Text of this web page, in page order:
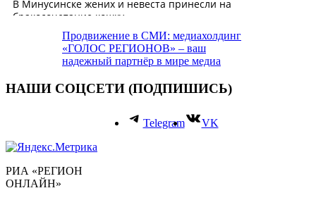
Продвижение в СМИ: медиахолдинг
«ГОЛОС РЕГИОНОВ» – ваш
надежный партнёр в мире медиа
НАШИ СОЦСЕТИ (ПОДПИШИСЬ)
Telegram VK
РИА «РЕГИОН
ОНЛАЙН»